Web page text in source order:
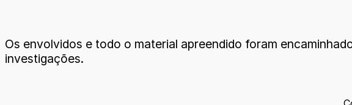
Os envolvidos e todo o material apreendido foram
investigações.